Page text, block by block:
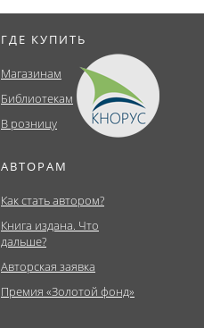
ГДЕ КУПИТЬ
Магазинам
Библиотекам
В розницу
АВТОРАМ
Как стать автором?
Книга издана. Что
дальше?
Авторская заявка
Премия «Золотой фонд»